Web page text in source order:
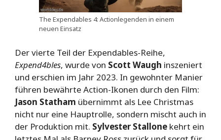
The Expendables 4: Actionlegenden in einem
neuen Einsatz
Der vierte Teil der Expendables-Reihe,
Expend4bles, wurde von Scott Waugh inszeniert
und erschien im Jahr 2023. In gewohnter Manier
führen bewährte Action-Ikonen durch den Film:
Jason Statham übernimmt als Lee Christmas
nicht nur eine Hauptrolle, sondern mischt auch in
der Produktion mit. Sylvester Stallone kehrt ein